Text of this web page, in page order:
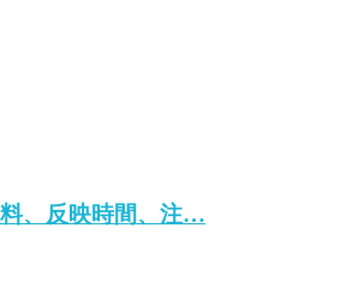
、反映時間、注…